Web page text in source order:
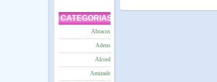
CATEGORIAS
Abracos
Adeus
Alcool
Amizade